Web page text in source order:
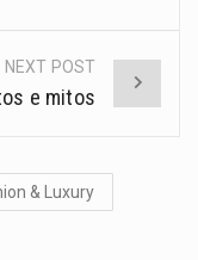
NEXT POST
e mitos
& Luxury